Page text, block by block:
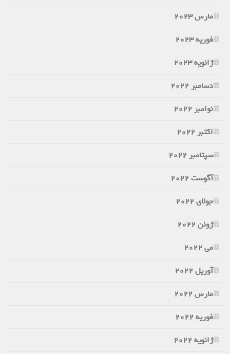
مارس 2023
فوریه 2023
ژانویه 2023
دسامبر 2022
نوامبر 2022
اکتبر 2022
سپتامبر 2022
آگوست 2022
جولای 2022
ژوئن 2022
می 2022
آوریل 2022
مارس 2022
فوریه 2022
ژانویه 2022